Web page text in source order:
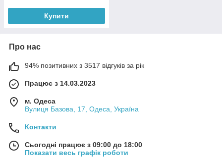
Купити
Про нас
94% позитивних з 3517 відгуків за рік
Працює з 14.03.2023
м. Одеса
Вулиця Базова, 17, Одеса, Україна
Контакти
Сьогодні працює з 09:00 до 18:00
Показати весь графік роботи